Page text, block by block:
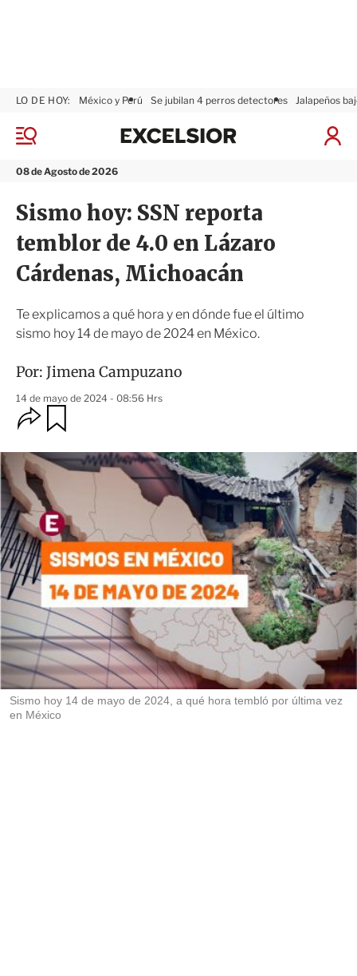
M
n
08 de Agosto de 2026
LO DE HOY: México y Perú Se jubilan 4 perros detectores Jalapeños
I
x
i
r
Sismo hoy: SSN reporta
temblor de 4.0 en Lázaro
Cárdenas, Michoacán
Te explicamos a qué hora y en dónde fue el último
sismo hoy 14 de mayo de 2024 en México.
Por: Jimena Campuzano
14 de mayo de 2024 - 08:56 Hrs
O
p
i
o
n
e
s
d
e
c
o
m
p
a
r
t
i
r
r
d
Sismo hoy 14 de mayo de 2024, a qué hora tembló por última vez
en México